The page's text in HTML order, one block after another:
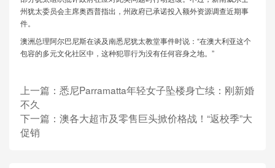
州犹太委员会主席奥西普指出，州政府已承诺投入额外资源调查近期事
件。
澳洲总理阿尔巴尼斯在谈及南悉尼犹太教堂事件时说：“在澳大利亚这个
包容的多元文化社区中，这种犯罪行为没有任何容身之地。”
上一篇： 悉尼Parramatta年轻女子坠楼身亡续：刚新婚
不久
下一篇： 澳各大超市及零售巨头掀价格战！“返校季”大
促销